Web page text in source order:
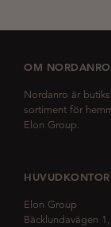
OM NORDANRO
Nordanro är
sortiment för
Elon Group.
HUVUDKONTOR
Elon Group
Bäcklundavägen